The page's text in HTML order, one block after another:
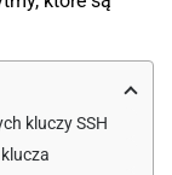
kluczy SSH